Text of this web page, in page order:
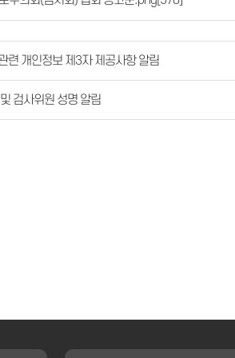
련 개인정보 제3자 제공사항 알림
검사위원 성명 알림